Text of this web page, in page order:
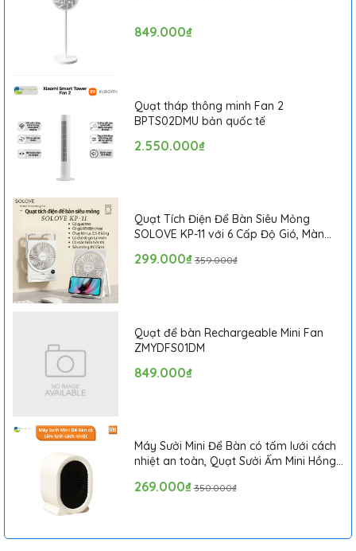
Camera hành động giá rẻcó trang bị lớp vỏ bảo bệ trong
nước, chỗng thấm ở độ sâu tới 30m giúp người dùng có thể
quay video, chụp hình dưới nước khi đi bơi, lặn mà không phải
lo ngại bất cứ vấn đề gì.
849.000₫
Quạt tháp thông minh Fan 2
BPTS02DMU bản quốc tế
2.550.000₫
Quạt Tích Điện Để Bàn Siêu Mỏng
SOLOVE KP-11 với 6 Cấp Độ Gió, Màn
299.000₫ 359.000₫
Quạt để bàn Rechargeable Mini Fan
ZMYDFS01DM
849.000₫
Máy Sưởi Mini Để Bàn có tấm lưới cách
nhiệt an toàn, Quạt Sưởi Ấm Mini Hồng
269.000₫ 350.000₫